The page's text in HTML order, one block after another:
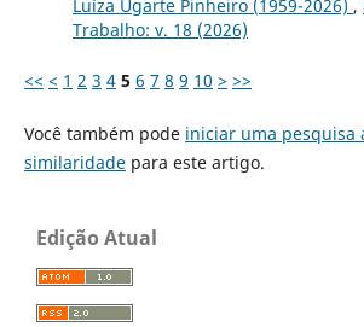
Luíza Ugarte Pinheiro (1959-2026) ,
Trabalho: v. 18 (2026)
<< < 1 2 3 4 5 6 7 8 9 10 > >>
Você também pode iniciar uma pesquisa
similaridadepara este artigo.
Edição Atual